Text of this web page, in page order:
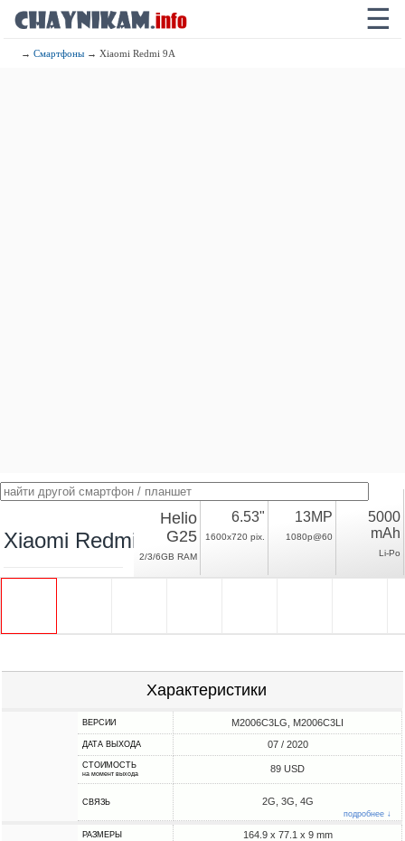
☰
→Смартфоны → Xiaomi Redmi 9A
Xiaomi Redmi 9A
Helio
G25
2/3/6GB RAM
6.53"
1600x720 pix.
13MP
1080p@60
5000
mAh
Li-Po
Характеристики
ВЕРСИИ M2006C3LG, M2006C3LI
ДАТА ВЫХОДА 07 / 2020
СТОИМОСТЬ
на момент выхода 89 USD
СВЯЗЬ 2G, 3G, 4G
подробнее ↓
РАЗМЕРЫ 164.9 x 77.1 x 9 mm